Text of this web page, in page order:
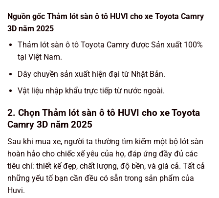
Nguồn gốc Thảm lót sàn ô tô HUVI cho xe Toyota Camry
3D năm 2025
Thảm lót sàn ô tô Toyota Camry được Sản xuất 100%
tại Việt Nam.
Dây chuyền sản xuất hiện đại từ Nhật Bản.
Vật liệu nhập khẩu trực tiếp từ nước ngoài.
2. Chọn Thảm lót sàn ô tô HUVI cho xe Toyota
Camry 3D năm 2025
Sau khi mua xe, người ta thường tìm kiếm một bộ lót sàn
hoàn hảo cho chiếc xế yêu của họ, đáp ứng đầy đủ các
tiêu chí: thiết kế đẹp, chất lượng, độ bền, và giá cả. Tất cả
những yếu tố bạn cần đều có sẵn trong sản phẩm của
Huvi.